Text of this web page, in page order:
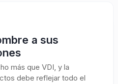
a sus
más que VDI, y la
debe reflejar todo el